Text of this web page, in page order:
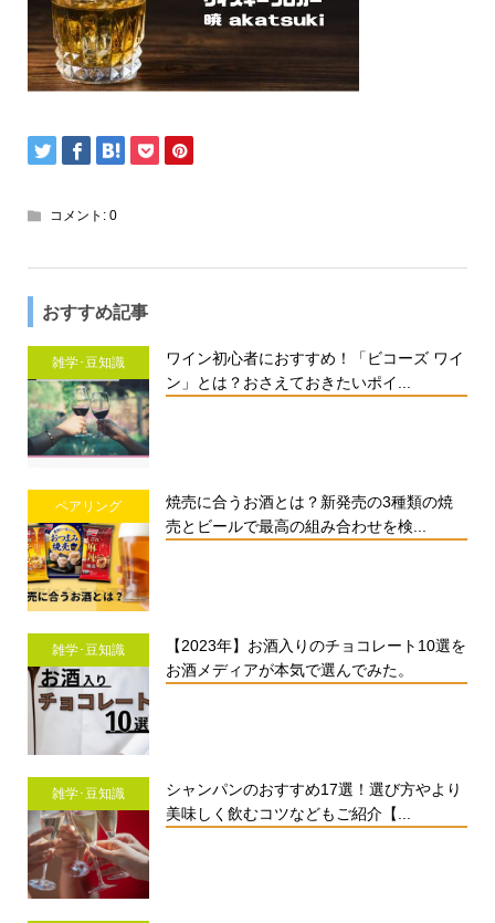
コメント: 0
おすすめ記事
雑学･豆知識
ワイン初心者におすすめ！「ビコーズ ワイ
ン」とは？おさえておきたいポイ...
ペアリング
焼売に合うお酒とは？新発売の3種類の焼
売とビールで最高の組み合わせを検...
雑学･豆知識
【2023年】お酒入りのチョコレート10選を
お酒メディアが本気で選んでみた。
雑学･豆知識
シャンパンのおすすめ17選！選び方やより
美味しく飲むコツなどもご紹介【...